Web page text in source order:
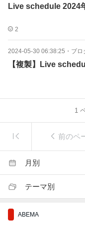
Live
2
2024-05-30 06:38:25 ・ ブロ
1
前のペ
月別
テーマ別
ABEMA